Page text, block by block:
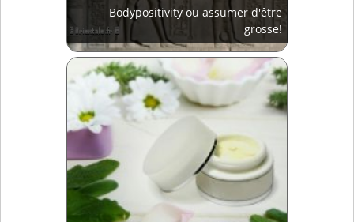
Bodypositivity ou assumer d'être
grosse!